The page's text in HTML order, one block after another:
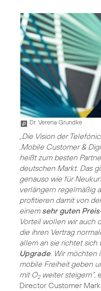
Dr. Verena Grundke
„Die Vision der
‚Mobile Customer &
heißt zum besten
deutschen Markt. Das
genauso wie für
verlängern regelmäßig
profitieren damit von
einem sehr guten
Vorteil wollen wir auch
die ihren Vertrag
allem an sie richtet sich
Upgrade. Wir möchten
mobile Freiheit geben
mit O2weiter steigern“,
Director Customer